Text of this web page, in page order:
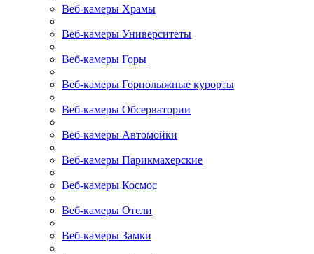
Веб-камеры Храмы
Веб-камеры Университеты
Веб-камеры Горы
Веб-камеры Горнолыжные курорты
Веб-камеры Обсерватории
Веб-камеры Автомойки
Веб-камеры Парикмахерские
Веб-камеры Космос
Веб-камеры Отели
Веб-камеры Замки